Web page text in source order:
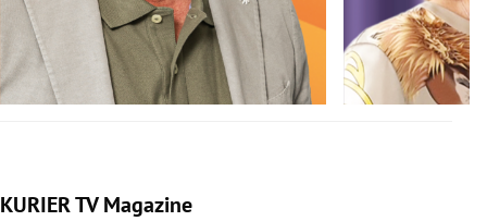
KURIER TV Magazine
Slide 1 von 5